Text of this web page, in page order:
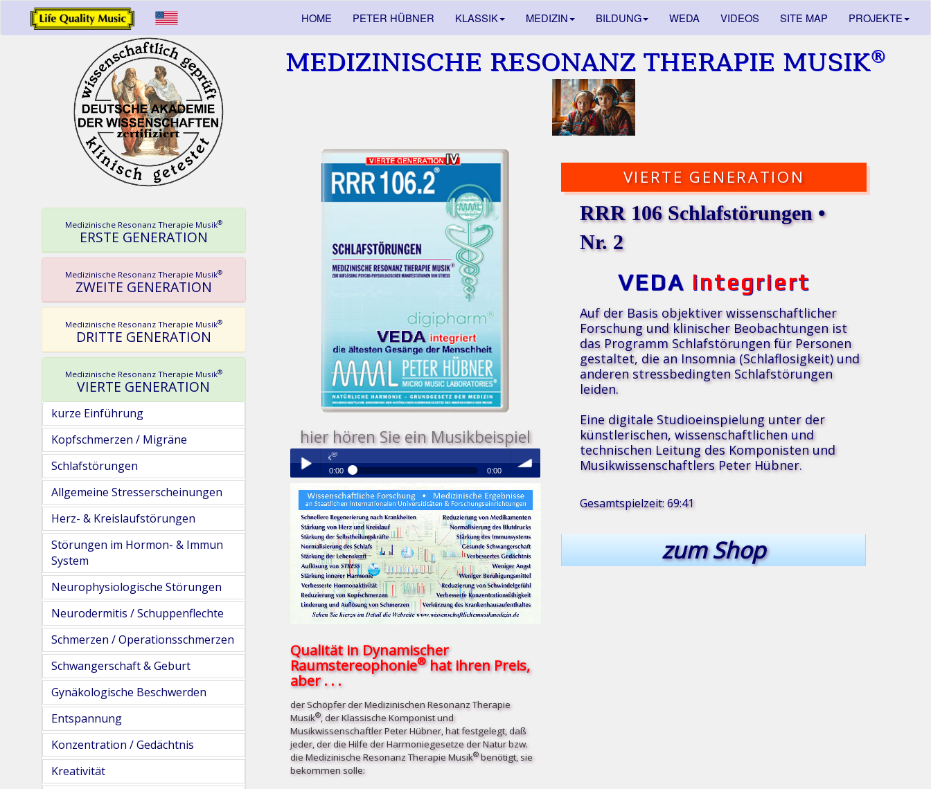
HOME PETER HÜBNER KLASSIK MEDIZIN BILDUNG WEDA VIDEOS SITE MAP PROJEKTE
Medizinische Resonanz Therapie Musik®
ERSTE GENERATION
Medizinische Resonanz Therapie Musik®
ZWEITE GENERATION
Medizinische Resonanz Therapie Musik®
DRITTE GENERATION
Medizinische Resonanz Therapie Musik®
VIERTE GENERATION
kurze Einführung
Kopfschmerzen / Migräne
Schlafstörungen
Allgemeine Stresserscheinungen
Herz- & Kreislaufstörungen
Störungen im Hormon- & Immun
System
Neurophysiologische Störungen
Neurodermitis / Schuppenflechte
Schmerzen / Operationsschmerzen
Schwangerschaft & Geburt
Gynäkologische Beschwerden
Entspannung
Konzentration / Gedächtnis
Kreativität
MEDIZINISCHE RESONANZ THERAPIE MUSIK®
hier hören Sie ein Musikbeispiel
Play /
pause
Medizinische Resonanz Therapie Musik ®
0:00 0:00
volume
Medizinische Resonanz Therapie Musik®
Qualität in Dynamischer
Raumstereophonie®hat ihren Preis,
aber . . .
der Schöpfer der Medizinischen Resonanz Therapie
Musik®, der Klassische Komponist und
Musikwissenschaftler Peter Hübner, hat festgelegt, daß
jeder, der die Hilfe der Harmoniegesetze der Natur bzw.
die Medizinische Resonanz Therapie Musik®benötigt, sie
bekommen solle:
VIERTE GENERATION
RRR 106 Schlafstörungen •
Nr. 2
VEDA integriert
Auf der Basis objektiver wissenschaftlicher
Forschung und klinischer Beobachtungen ist
das Programm Schlafstörungen für Personen
gestaltet, die an Insomnia (Schlaflosigkeit) und
anderen stressbedingten Schlafstörungen
leiden.
Eine digitale Studioeinspielung unter der
künstlerischen, wissenschaftlichen und
technischen Leitung des Komponisten und
Musikwissenschaftlers Peter Hübner.
Gesamtspielzeit: 69:41
zum Shop